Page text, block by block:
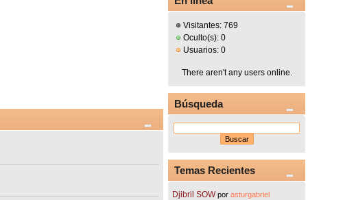
Visitantes: 769
Oculto(s): 0
Usuarios: 0
There aren't any users online.
Búsqueda
Temas Recientes
Djibril SOW porasturgabriel